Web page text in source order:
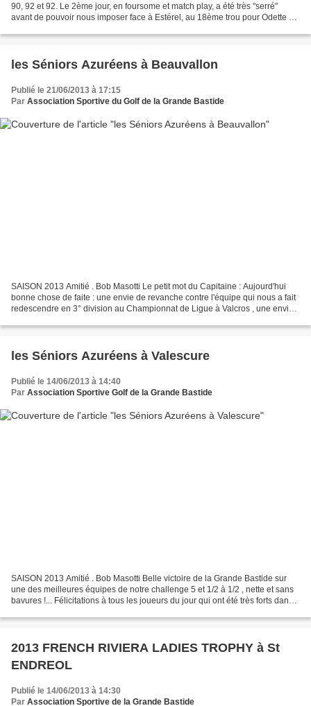
90, 92 et 92. Le 2ème jour, en foursome et match play, a été très "serré"
avant de pouvoir nous imposer face à Estérel, au 18ème trou pour Odette et
les Séniors Azuréens à Beauvallon
Publié le 21/06/2013 à 17:15
Par Association Sportive du Golf de la Grande Bastide
SAISON 2013 Amitié . Bob Masotti Le petit mot du Capitaine : Aujourd'hui
bonne chose de faite : une envie de revanche contre l'équipe qui nous a fait
redescendre en 3° division au Championnat de Ligue à Valcros , une envie
les Séniors Azuréens à Valescure
Publié le 14/06/2013 à 14:40
Par Association Sportive Golf de la Grande Bastide
SAISON 2013 Amitié . Bob Masotti Belle victoire de la Grande Bastide sur
une des meilleures équipes de notre challenge 5 et 1/2 à 1/2 , nette et sans
bavures !... Félicitations à tous les joueurs du jour qui ont été très forts dans
2013 FRENCH RIVIERA LADIES TROPHY à St
ENDREOL
Publié le 14/06/2013 à 14:30
Par Association Sportive de la Grande Bastide